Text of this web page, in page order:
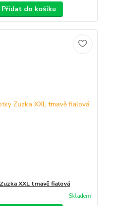
Přidat do košíku
XXL tmavě fialová
Skladem